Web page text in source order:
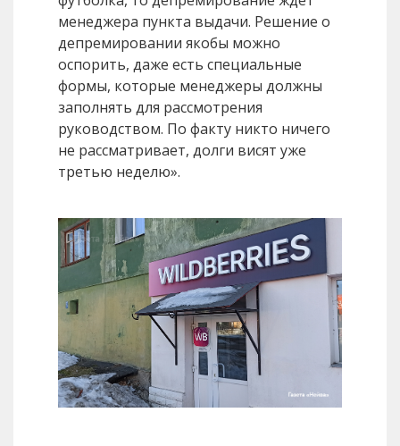
менеджера пункта выдачи. Решение о
депремировании якобы можно
оспорить, даже есть специальные
формы, которые менеджеры должны
заполнять для рассмотрения
руководством. По факту никто ничего
не рассматривает, долги висят уже
третью неделю».